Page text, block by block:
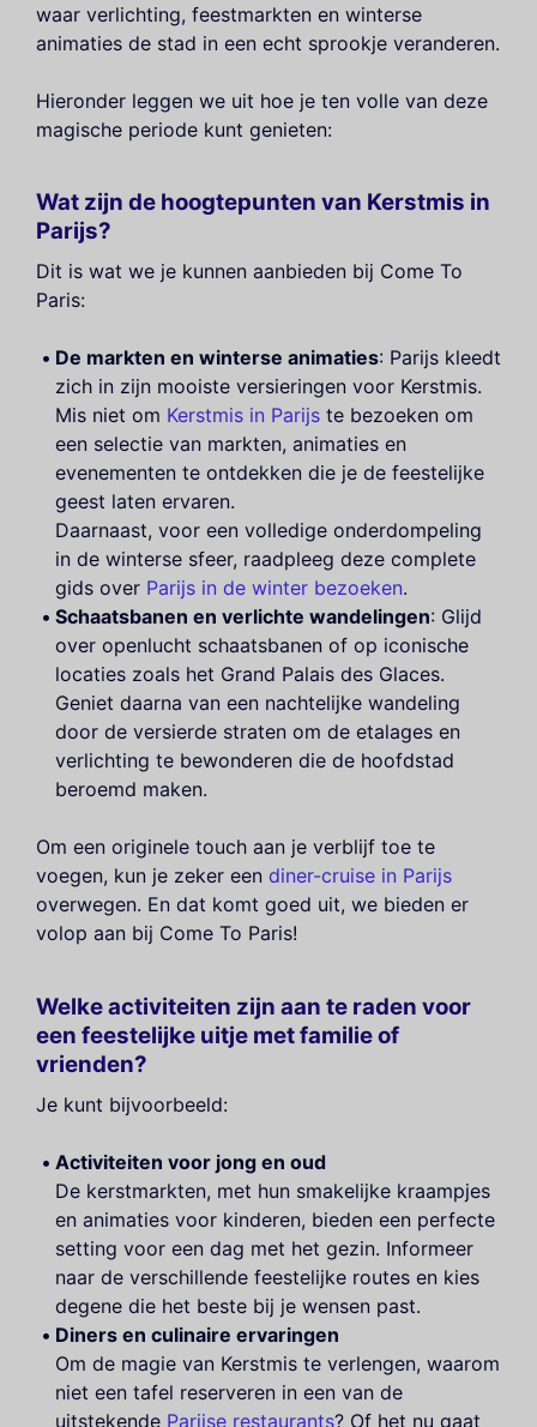
waar verlichting, feestmarkten en winterse
animaties de stad in een echt sprookje veranderen.
Hieronder leggen we uit hoe je ten volle van deze
magische periode kunt genieten:
Wat zijn de hoogtepunten van Kerstmis in
Parijs?
Dit is wat we je kunnen aanbieden bij Come To
Paris:
De markten en winterse animaties: Parijs kleedt
zich in zijn mooiste versieringen voor Kerstmis.
Mis niet om Kerstmis in Parijs te bezoeken om
een selectie van markten, animaties en
evenementen te ontdekken die je de feestelijke
geest laten ervaren.
Daarnaast, voor een volledige onderdompeling
in de winterse sfeer, raadpleeg deze complete
gids over Parijs in de winter bezoeken.
Schaatsbanen en verlichte wandelingen: Glijd
over openlucht schaatsbanen of op iconische
locaties zoals het Grand Palais des Glaces.
Geniet daarna van een nachtelijke wandeling
door de versierde straten om de etalages en
verlichting te bewonderen die de hoofdstad
beroemd maken.
Om een originele touch aan je verblijf toe te
voegen, kun je zeker een diner-cruise in Parijs
overwegen. En dat komt goed uit, we bieden er
volop aan bij Come To Paris!
Welke activiteiten zijn aan te raden voor
een feestelijke uitje met familie of
vrienden?
Je kunt bijvoorbeeld:
Activiteiten voor jong en oud
De kerstmarkten, met hun smakelijke kraampjes
en animaties voor kinderen, bieden een perfecte
setting voor een dag met het gezin. Informeer
naar de verschillende feestelijke routes en kies
degene die het beste bij je wensen past.
Diners en culinaire ervaringen
Om de magie van Kerstmis te verlengen, waarom
niet een tafel reserveren in een van de
uitstekende Parijse restaurants? Of het nu gaat